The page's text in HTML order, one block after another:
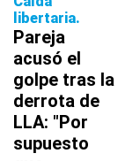
libertaria
Pareja
acusó el
golpe tras la
derrota de
LLA: "Por
supuesto